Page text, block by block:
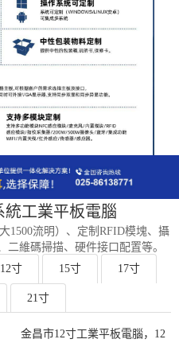
統工業平板電腦
1500流明）、定制RFID模塊、攝
維碼掃描、硬件接口配置等。
12寸 15寸 17寸
21寸
金昌市12寸工業平板電腦，12